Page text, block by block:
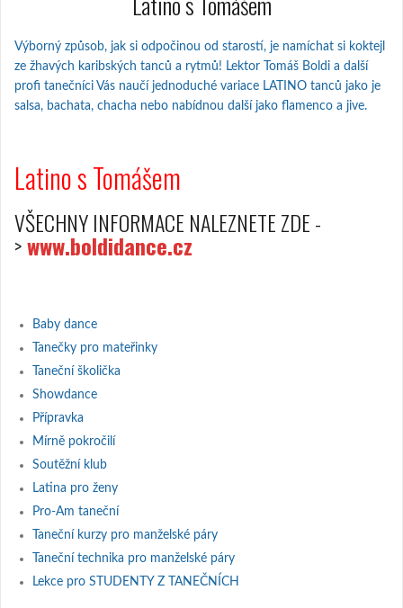
Výborný způsob, jak si odpočinou od starostí, je namíchat si koktejl
ze žhavých karibských tanců a rytmů! Lektor Tomáš Boldi a další
profi tanečníci Vás naučí jednoduché variace LATINO tanců jako je
salsa, bachata, chacha nebo nabídnou další jako flamenco a jive.
Latino s Tomášem
VŠECHNY INFORMACE NALEZNETE ZDE -
>www.boldidance.cz
Baby dance
Tanečky pro mateřinky
Taneční školička
Showdance
Přípravka
Mírně pokročilí
Soutěžní klub
Latina pro ženy
Pro-Am taneční
Taneční kurzy pro manželské páry
Taneční technika pro manželské páry
Lekce pro STUDENTY Z TANEČNÍCH